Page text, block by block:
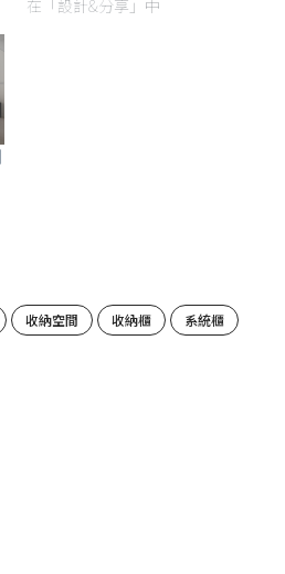
在「設計&分享」中
收納空間 收納櫃
系統櫃